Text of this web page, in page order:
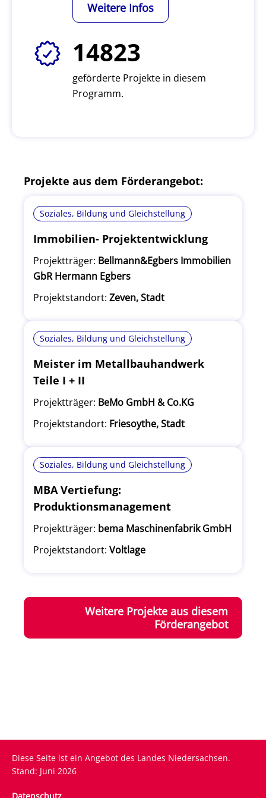
Weitere Infos
14823
geförderte Projekte in diesem
Programm.
Projekte aus dem Förderangebot:
Soziales, Bildung und Gleichstellung
Immobilien- Projektentwicklung
Projektträger: Bellmann&Egbers Immobilien
GbR Hermann Egbers
Projektstandort: Zeven, Stadt
Soziales, Bildung und Gleichstellung
Meister im Metallbauhandwerk
Teile I + II
Projektträger: BeMo GmbH & Co.KG
Projektstandort: Friesoythe, Stadt
Soziales, Bildung und Gleichstellung
MBA Vertiefung:
Produktionsmanagement
Projektträger: bema Maschinenfabrik GmbH
Projektstandort: Voltlage
Weitere Projekte aus diesem
Förderangebot
Diese Seite ist ein Angebot des Landes Niedersachsen.
Stand: Juni 2026